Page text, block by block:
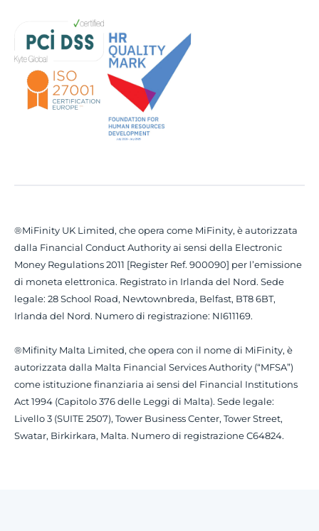
®MiFinity UK Limited, che opera come MiFinity, è autorizzata
dalla Financial Conduct Authority ai sensi della Electronic
Money Regulations 2011 [Register Ref. 900090] per l’emissione
di moneta elettronica. Registrato in Irlanda del Nord. Sede
legale: 28 School Road, Newtownbreda, Belfast, BT8 6BT,
Irlanda del Nord. Numero di registrazione: NI611169.
®Mifinity Malta Limited, che opera con il nome di MiFinity, è
autorizzata dalla Malta Financial Services Authority (“MFSA”)
come istituzione finanziaria ai sensi del Financial Institutions
Act 1994 (Capitolo 376 delle Leggi di Malta). Sede legale:
Livello 3 (SUITE 2507), Tower Business Center, Tower Street,
Swatar, Birkirkara, Malta. Numero di registrazione C64824.